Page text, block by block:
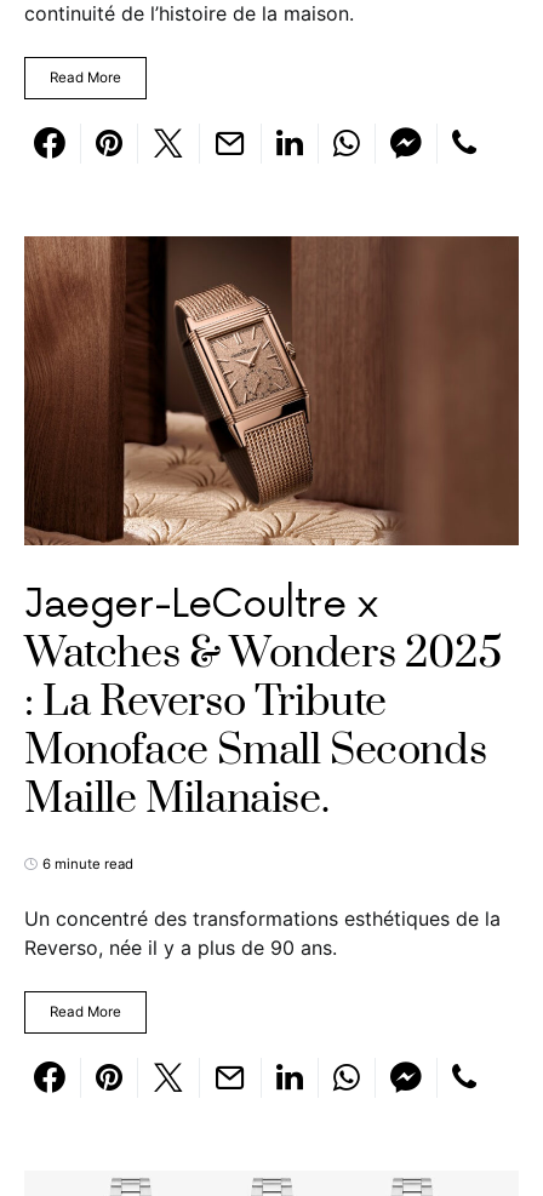
continuité de l’histoire de la maison.
Read More
Jaeger-LeCoultre x
Watches & Wonders 2025
: La Reverso Tribute
Monoface Small Seconds
Maille Milanaise.
6 minute read
Un concentré des transformations esthétiques de la
Reverso, née il y a plus de 90 ans.
Read More